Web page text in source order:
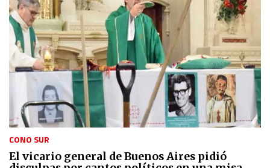
CONO SUR
El vicario general de Buenos Aires pidió